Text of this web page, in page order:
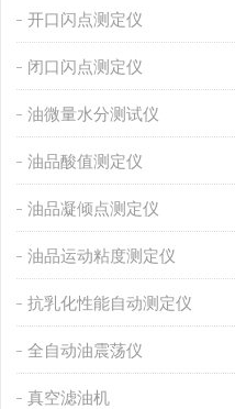
开口闪点测定仪
闭口闪点测定仪
油微量水分测试仪
油品酸值测定仪
油品凝倾点测定仪
油品运动粘度测定仪
抗乳化性能自动测定仪
全自动油震荡仪
真空滤油机